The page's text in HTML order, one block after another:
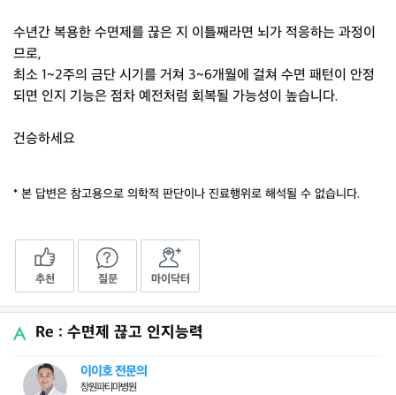
수년간 복용한 수면제를 끊은 지 이틀째라면 뇌가 적응하는 과정이
므로,
최소 1~2주의 금단 시기를 거쳐 3~6개월에 걸쳐 수면 패턴이 안정
되면 인지 기능은 점차 예전처럼 회복될 가능성이 높습니다.
건승하세요
* 본 답변은 참고용으로 의학적 판단이나 진료행위로 해석될 수 없습니다.
추천 질문 마이닥터
Re : 수면제 끊고 인지능력
이이호 전문의
창원파티마병원